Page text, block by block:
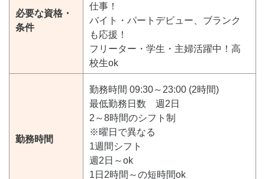
必要な資格・
条件
仕事！
バイト・パートデビュー、ブランク
も応援！
フリーター・学生・主婦活躍中！高
校生ok
勤務時間
勤務時間 09:30～23:00 (2時間)
最低勤務日数 週2日
2～8時間のシフト制
※曜日で異なる
1週間シフト
週2日～ok
1日2時間～の短時間ok